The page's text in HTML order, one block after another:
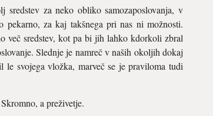
za neko obliko samozaposlovanja, v
za kaj takšnega pri nas ni možnosti.
več sredstev, kot pa bi jih lahko kdorkoli zbral
Slednje je namreč v naših okoljih dokaj
le svojega vložka, marveč se je praviloma tudi
a preživetje.